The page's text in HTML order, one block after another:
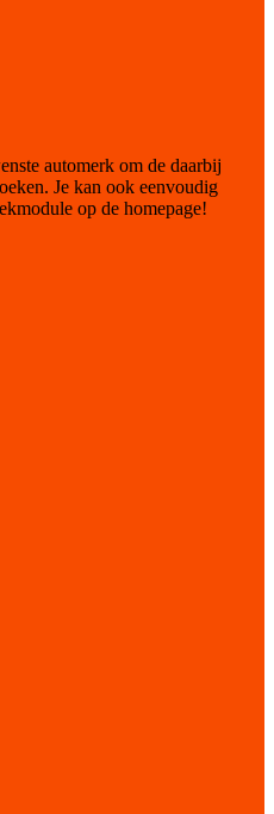
automerk om de daarbij
Je kan ook eenvoudig
op de homepage!